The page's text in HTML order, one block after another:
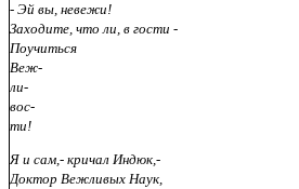
- Эй вы, невежи!
Заходите, что ли, в гости -
Поучиться
Веж-
ли-
вос-
ти!
Я и сам,- кричал Индюк,-
Доктор Вежливых Наук,